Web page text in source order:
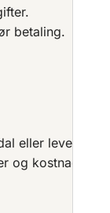
betaling.
eller leveres
og kostnader